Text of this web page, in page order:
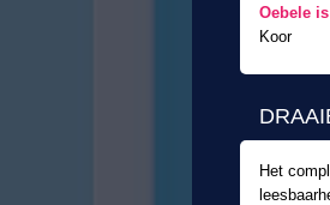
Oebele
Koor
Het